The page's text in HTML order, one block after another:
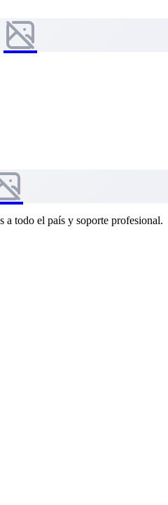
a todo el país y soporte profesional.